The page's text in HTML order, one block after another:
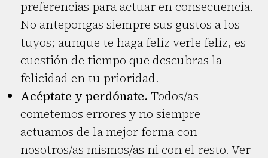
preferencias para actuar en consecuencia.
No antepongas siempre sus gustos a los
tuyos; aunque te haga feliz verle feliz, es
cuestión de tiempo que descubras la
felicidad en tu prioridad.
Acéptate y perdónate. Todos/as
cometemos errores y no siempre
actuamos de la mejor forma con
nosotros/as mismos/as ni con el resto. Ver